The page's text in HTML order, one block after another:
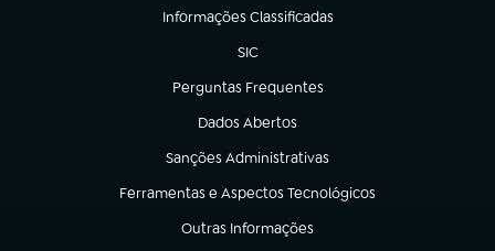
Informações Classificadas
(abre em nova aba)
SIC
(abre em nova aba)
Perguntas Frequentes
(abre em nova aba)
Dados Abertos
(abre em nova aba)
Sanções Administrativas
(abre em nova aba)
Ferramentas e Aspectos Tecnológicos
(abre em nova aba)
Outras Informações
(abre em nova aba)